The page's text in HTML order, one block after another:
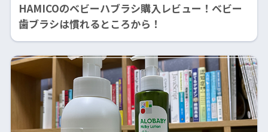
HAMICOのベビーハブラシ購入レビュー！ベビー
歯ブラシは慣れるところから！